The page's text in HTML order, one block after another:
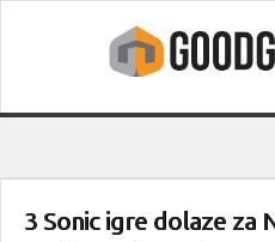
3 Sonic igre dolaze za